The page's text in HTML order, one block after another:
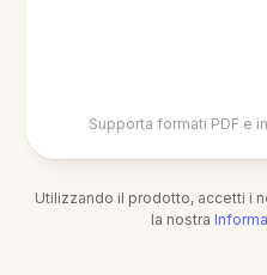
Supporta formati PDF e
Utilizzando il prodotto, accetti i
la nostra